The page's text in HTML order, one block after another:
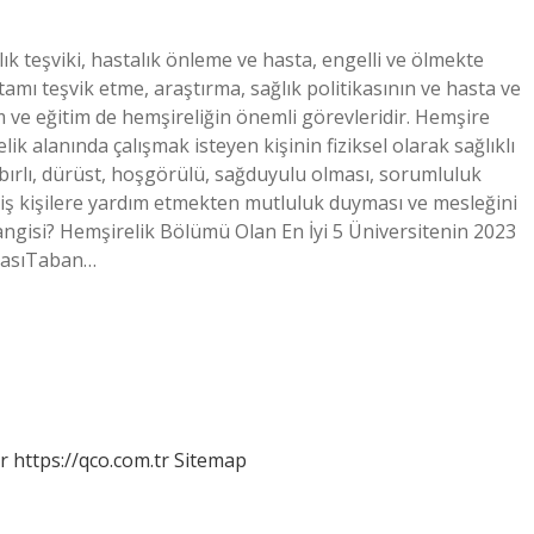
teşviki, hastalık önleme ve hasta, engelli ve ölmekte
teşvik etme, araştırma, sağlık politikasının ve hasta ve
ve eğitim de hemşireliğin önemli görevleridir. Hemşire
alanında çalışmak isteyen kişinin fiziksel olarak sağlıklı
dürüst, hoşgörülü, sağduyulu olması, sorumluluk
kişilere yardım etmekten mutluluk duyması ve mesleğini
Hemşirelik Bölümü Olan En İyi 5 Üniversitenin 2023
https://qco.com.trSitemap